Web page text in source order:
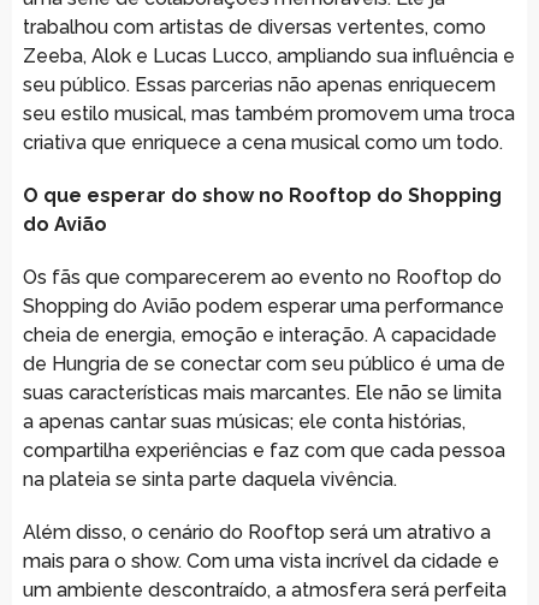
trabalhou com artistas de diversas vertentes, como
Zeeba, Alok e Lucas Lucco, ampliando sua influência e
seu público. Essas parcerias não apenas enriquecem
seu estilo musical, mas também promovem uma troca
criativa que enriquece a cena musical como um todo.
O que esperar do show no Rooftop do Shopping
do Avião
Os fãs que comparecerem ao evento no Rooftop do
Shopping do Avião podem esperar uma performance
cheia de energia, emoção e interação. A capacidade
de Hungria de se conectar com seu público é uma de
suas características mais marcantes. Ele não se limita
a apenas cantar suas músicas; ele conta histórias,
compartilha experiências e faz com que cada pessoa
na plateia se sinta parte daquela vivência.
Além disso, o cenário do Rooftop será um atrativo a
mais para o show. Com uma vista incrível da cidade e
um ambiente descontraído, a atmosfera será perfeita